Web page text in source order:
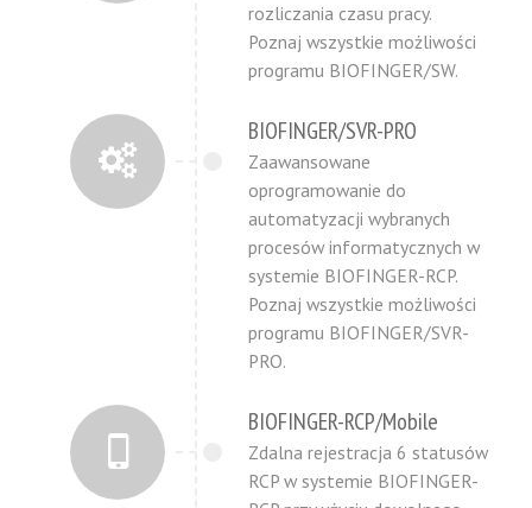
rozliczania czasu pracy.
Poznaj wszystkie możliwości
programu BIOFINGER/SW.
BIOFINGER/SVR-PRO
Zaawansowane
oprogramowanie do
automatyzacji wybranych
procesów informatycznych w
systemie BIOFINGER-RCP.
Poznaj wszystkie możliwości
programu BIOFINGER/SVR-
PRO.
BIOFINGER-RCP/Mobile
Zdalna rejestracja 6 statusów
RCP w systemie BIOFINGER-